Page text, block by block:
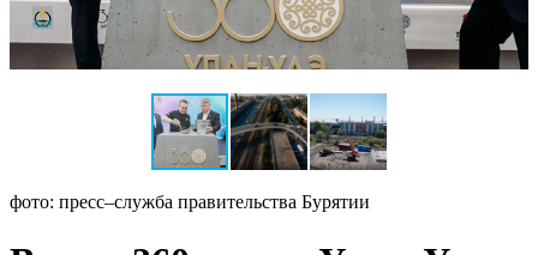
фото: пресс–служба правительства Бурятии